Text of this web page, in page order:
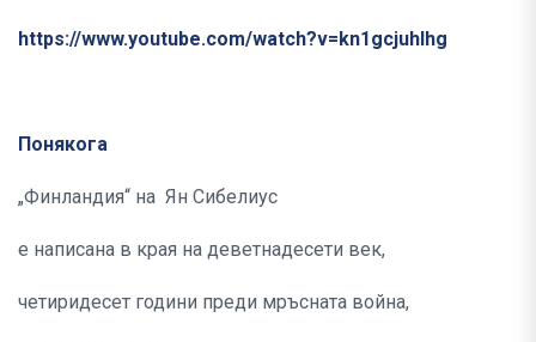
https://www.youtube.com/watch?v=kn1gcjuhlhg
Понякога
„Финландия“ на Ян Сибелиус
е написана в края на деветнадесети век,
четиридесет години преди мръсната война,